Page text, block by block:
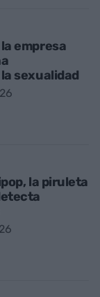
empresa
sexualidad
la piruleta